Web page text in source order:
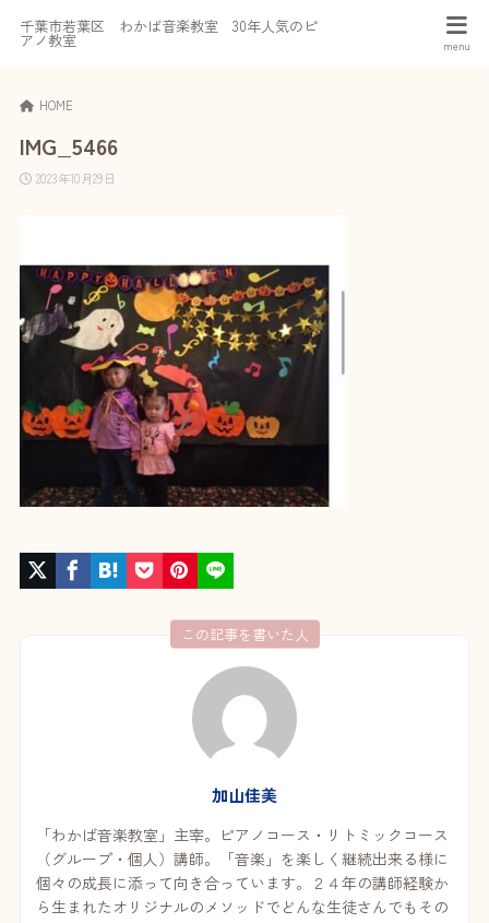
千葉市若葉区 わかば音楽教室 30年人気のピ
アノ教室
HOME
IMG_5466
2023年10月29日
この記事を書いた人
加山佳美
「わかば音楽教室」主宰。ピアノコース・リトミックコース
（グループ・個人）講師。「音楽」を楽しく継続出来る様に
個々の成長に添って向き合っています。２４年の講師経験か
ら生まれたオリジナルのメソッドでどんな生徒さんでもその